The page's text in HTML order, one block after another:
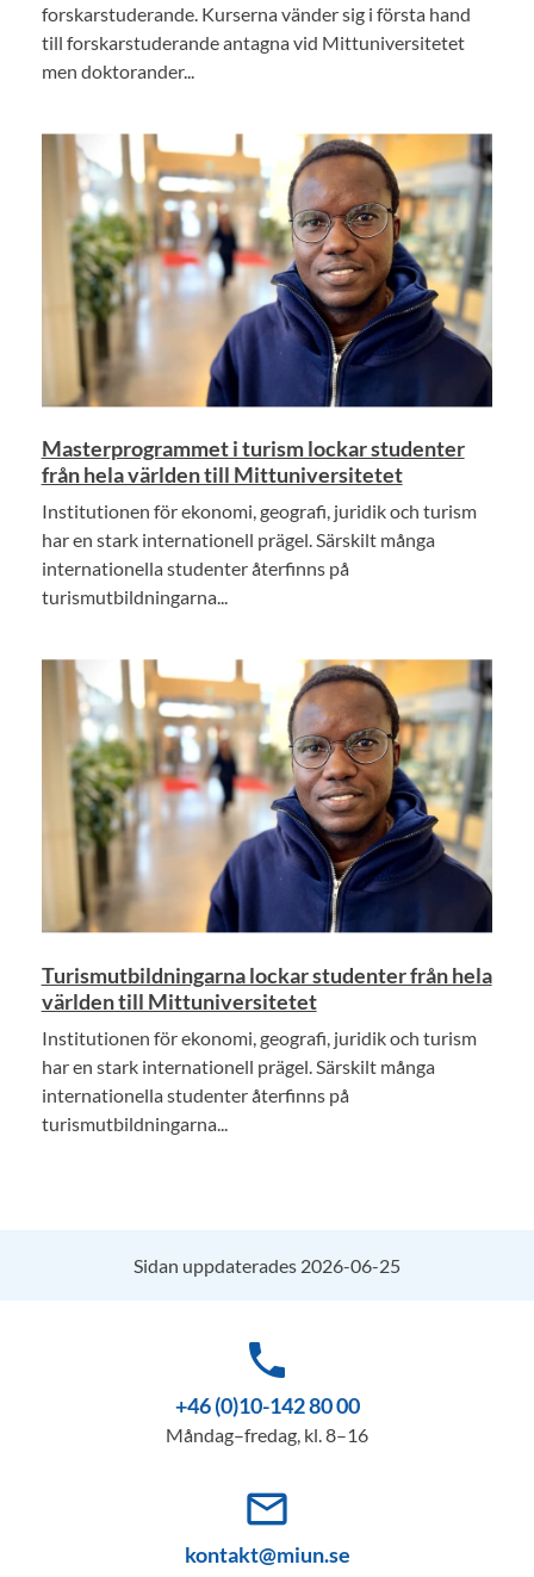
forskarstuderande. Kurserna vänder sig i första hand
till forskarstuderande antagna vid Mittuniversitetet
men doktorander...
Masterprogrammet i turism lockar studenter
från hela världen till Mittuniversitetet
Institutionen för ekonomi, geografi, juridik och turism
har en stark internationell prägel. Särskilt många
internationella studenter återfinns på
turismutbildningarna...
Turismutbildningarna lockar studenter från hela
världen till Mittuniversitetet
Institutionen för ekonomi, geografi, juridik och turism
har en stark internationell prägel. Särskilt många
internationella studenter återfinns på
turismutbildningarna...
Sidan uppdaterades 2026-06-25
phone
+46 (0)10-142 80 00
Måndag–fredag, kl. 8–16
mail_outline
kontakt@miun.se